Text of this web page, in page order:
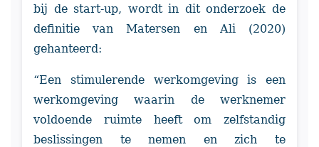
bij de start-up, wordt in dit onderzoek de
definitie van Matersen en Ali (2020)
gehanteerd:
“Een stimulerende werkomgeving is een
werkomgeving waarin de werknemer
voldoende ruimte heeft om zelfstandig
beslissingen te nemen en zich te